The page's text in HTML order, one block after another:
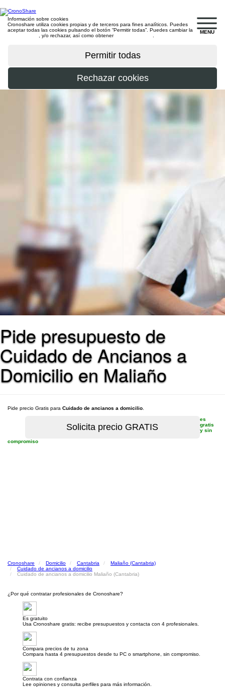
MENU
Información sobre cookies
Cronoshare utiliza cookies propias y de terceros para fines analíticos. Puedes
aceptar todas las cookies pulsando el botón “Permitir todas”. Puedes cambiar la
, y/o rechazar, así como obtener
Pide presupuesto de
Cuidado de Ancianos a
Domicilio en Maliaño
Pide precio Gratis para Cuidado de ancianos a domicilio
es
gratis
y sin
compromiso
Cronoshare Domicilio Cantabria
Maliaño (Cantabria)
Cuidado de ancianos a domicilio
Cuidado de ancianos a domicilio Maliaño (Cantabria)
¿Por qué contratar profesionales de Cronoshare?
Es gratuito
Usa Cronoshare gratis: recibe presupuestos y contacta con 4 profesionales.
Compara precios de tu zona
Compara hasta 4 presupuestos desde tu PC o smartphone, sin compromiso.
Contrata con confianza
Lee opiniones y consulta perfiles para más información.